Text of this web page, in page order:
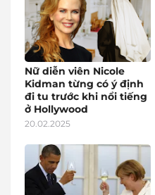
Nữ diễn viên Nicole
Kidman từng có ý định
đi tu trước khi nổi tiếng
ở Hollywood
20.02.2025